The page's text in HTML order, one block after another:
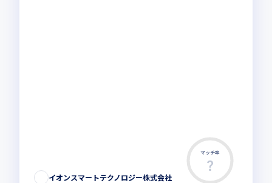
マッチ率
イオンスマートテクノロジー株式会社